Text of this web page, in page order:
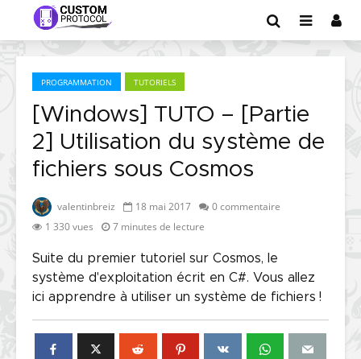
PROGRAMMATION TUTORIELS
[Windows] TUTO – [Partie
2] Utilisation du système de
fichiers sous Cosmos
valentinbreiz 18 mai 2017
0 commentaire
1 330 vues
7 minutes de lecture
Suite du premier tutoriel sur Cosmos, le
système d'exploitation écrit en C#. Vous allez
ici apprendre à utiliser un système de fichiers !